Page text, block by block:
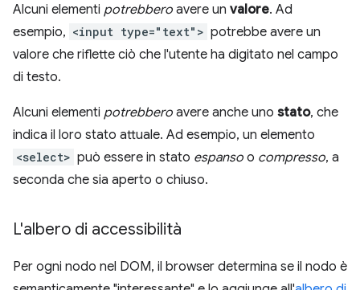
Alcuni elementi potrebbero avere un valore. Ad
esempio, <input type="text"> potrebbe avere un
valore che riflette ciò che l'utente ha digitato nel campo
di testo.
Alcuni elementi potrebbero avere anche uno stato, che
indica il loro stato attuale. Ad esempio, un elemento
<select> può essere in stato espanso o compresso, a
seconda che sia aperto o chiuso.
L'albero di accessibilità
Per ogni nodo nel DOM, il browser determina se il nodo è